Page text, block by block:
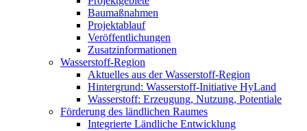
Baumaßnahmen
Projektablauf
Veröffentlichungen
Zusatzinformationen
Wasserstoff-Region
Aktuelles aus der Wasserstoff-Region
Hintergrund: Wasserstoff-Initiative HyLand
Wasserstoff: Erzeugung, Nutzung, Potentiale
Förderung des ländlichen Raumes
Integrierte Ländliche Entwicklung